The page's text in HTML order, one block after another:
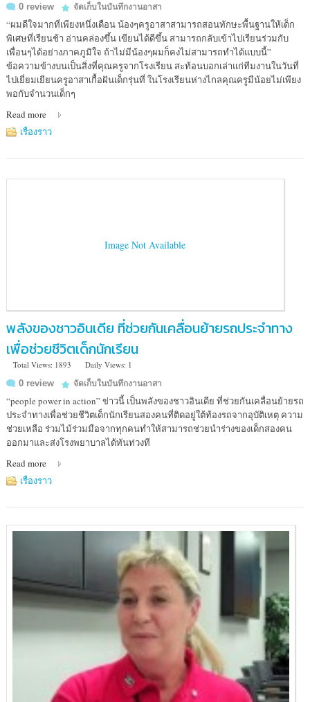
0 review
จัดเก็บในบันทึกงานอาสา
“ผมดีใจมากที่เพียงหนึ่งเดือน น้องๆครูอาสาสามารถสอนทักษะพื้นฐานให้เด็ก
พิเศษที่เรียนช้า อ่านคล่องขึ้น เขียนได้ดีขึ้น สามารถกลับเข้าไปเรียนร่วมกับ
เพื่อนๆได้อย่างภาคภูมิใจ ถ้าไม่มีน้องๆผมก็คงไม่สามารถทำได้แบบนี้”
ข้อความข้างบนเป็นสิ่งที่คุณครูจากโรงเรียน สะท้อนบอกเล่าแก่ทีมงานในวันที่
ไปเยี่ยมเยียนครูอาสาเกื้อฝันเด็กรุ่นที่ ในโรงเรียนห่างไกลคุณครูมีน้อยไม่เพียง
พอกับจำนวนเด็กๆ
Read more
เรื่องราว
Image Not Available
พลังของชาวอินเดีย ที่ช่วยกันเคลื่อนย้ายรถประจำทาง
เพื่อช่วยชีวิตเด็กนักเรียน
Total Views: 1893
Daily Views: 1
0 review
จัดเก็บในบันทึกงานอาสา
“people power in action” ข่าวนี้ เป็นพลังของชาวอินเดีย ที่ช่วยกันเคลื่อนย้ายรถ
ประจำทางเพื่อช่วยชีวิตเด็กนักเรียนสองคนที่ติดอยู่ใต้ท้องรถจากอุบัติเหตุ ความ
ช่วยเหลือ ร่วมไม้ร่วมมือจากทุกคนทำให้สามารถช่วยนำร่างของเด็กสองคน
ออกมาและส่งโรงพยาบาลได้ทันท่วงที
Read more
เรื่องราว